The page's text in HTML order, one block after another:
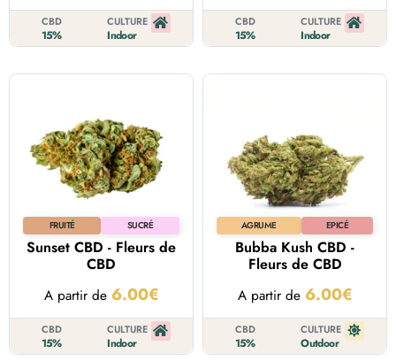
CBD
15%
CULTURE
Indoor
CBD
15%
CULTURE
Indoor
FRUITÉ SUCRÉ
Sunset CBD - Fleurs de
CBD
A partir de 6.00€
CBD
15%
CULTURE
Indoor
AGRUME EPICÉ
Bubba Kush CBD -
Fleurs de CBD
A partir de 6.00€
CBD
15%
CULTURE
Outdoor